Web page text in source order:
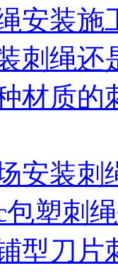
安装施
刺绳还
材质的
安装刺
包塑刺
型刀片